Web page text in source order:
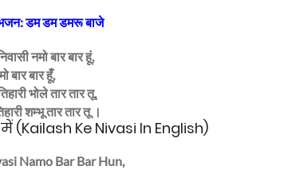
डम डम डमरू बाजे
नमो बार बार हूं,
बार बार हूँ,
भोले तार तार तू,
शम्भू तार तार तू ।
Ke Nivasi In English)
Namo Bar Bar Hun,